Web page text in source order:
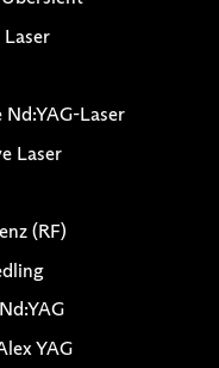
Laser
Nd:YAG-Laser
Laser
(RF)
YAG